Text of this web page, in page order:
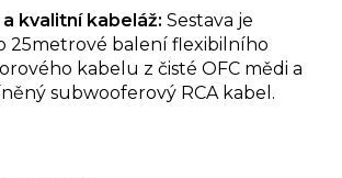
kvalitní kabeláž: Sestava je
25metrové balení flexibilního
kabelu z čisté OFC mědi a
subwooferový RCA kabel.